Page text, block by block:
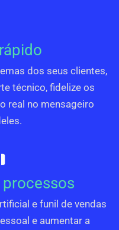
dos seus clientes,
técnico, fidelize os
real no mensageiro
e funil de vendas
e aumentar a